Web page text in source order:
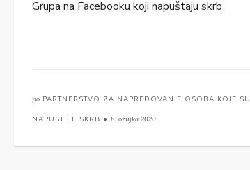
Grupa na Facebooku koji napuštaju skrb
po PARTNERSTVO ZA NAPREDOVANJE OSOBA KOJE SU
NAPUSTILE SKRB • 8. ožujka 2020